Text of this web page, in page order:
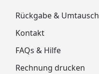
Rückgabe & Umtausch
Kontakt
FAQs & Hilfe
Rechnung drucken